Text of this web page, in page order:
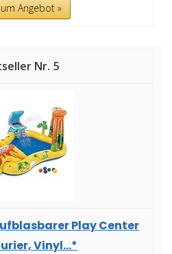
Angebot »
5
Play Center
Vinyl...*